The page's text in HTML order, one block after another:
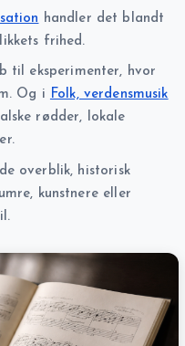
handler det blandt
frihed.
til eksperimenter, hvor
Og i Folk, verdensmusik
rødder, lokale
overblik, historisk
kunstnere eller